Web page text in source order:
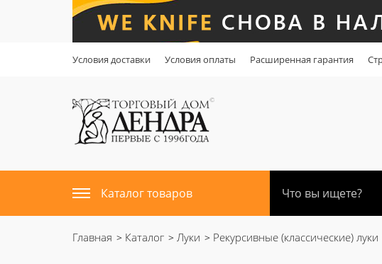
Условия доставки Условия оплаты Расширенная гарантия
Каталог товаров
Главная Каталог Луки Рекурсивные (классические) луки